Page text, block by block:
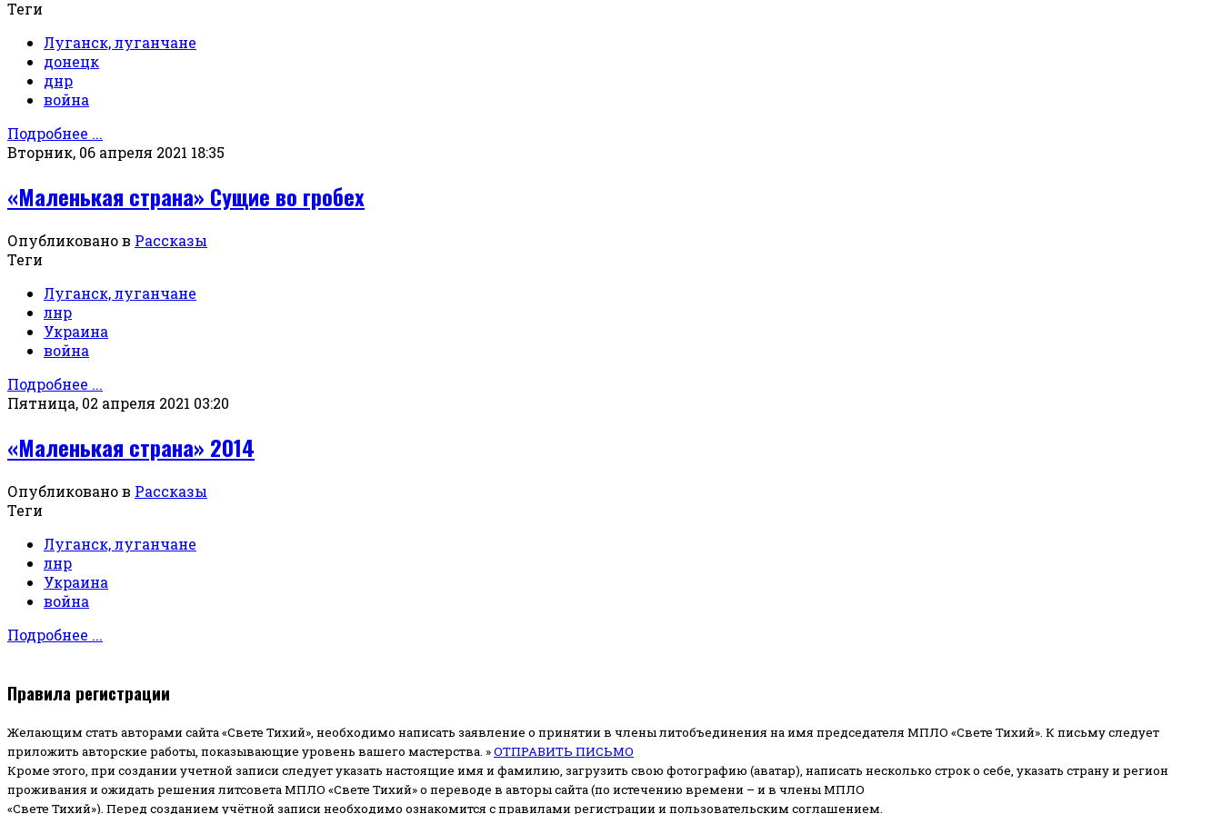
Теги
Луганск, луганчане
донецк
днр
война
Подробнее ...
Вторник, 06 апреля 2021 18:35
«Маленькая страна» Сущие во гробех
Опубликовано в Рассказы
Теги
Луганск, луганчане
лнр
Украина
война
Подробнее ...
Пятница, 02 апреля 2021 03:20
«Маленькая страна» 2014
Опубликовано в Рассказы
Теги
Луганск, луганчане
лнр
Украина
война
Подробнее ...
Правила регистрации
Желающим стать авторами сайта «Свете Тихий», необходимо написать заявление о принятии в члены литобъединения на имя председателя МПЛО «Свете Тихий». К письму следует
приложить авторские работы, показывающие уровень вашего мастерства. »ОТПРАВИТЬ ПИСЬМО
Кроме этого, при создании учетной записи следует указать настоящие имя и фамилию, загрузить свою фотографию (аватар), написать несколько строк о себе, указать страну и регион
проживания и ожидать решения литсовета МПЛО «Свете Тихий» о переводе в авторы сайта (по истечению времени – и в члены МПЛО
«Свете Тихий»). Перед созданием учётной записи необходимо ознакомится с правилами регистрации и пользовательским соглашением.